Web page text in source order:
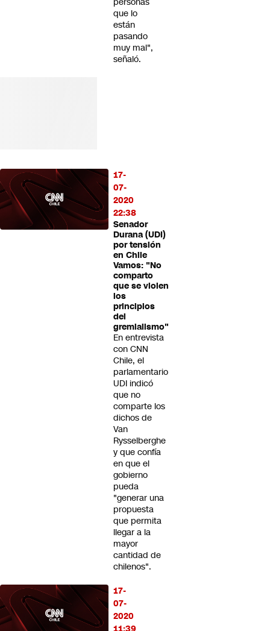
que lo
están
pasando
muy mal",
señaló.
17-
07-
2020
22:38
Senador
Durana (UDI)
por tensión
en Chile
Vamos: "No
comparto
que se violen
los
principios
del
gremialismo"
En entrevista
con CNN
Chile, el
parlamentario
UDI indicó
que no
comparte los
dichos de
Van
Rysselberghe
y que confía
en que el
gobierno
pueda
"generar una
propuesta
que permita
llegar a la
mayor
cantidad de
chilenos".
17-
07-
2020
11:39